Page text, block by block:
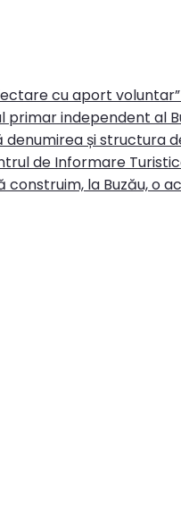
cu aport
independent al
și structura
de Informare
construim, la Buzău,